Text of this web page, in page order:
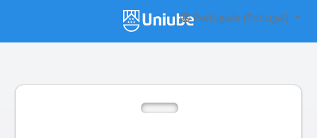
Português (Portugal)